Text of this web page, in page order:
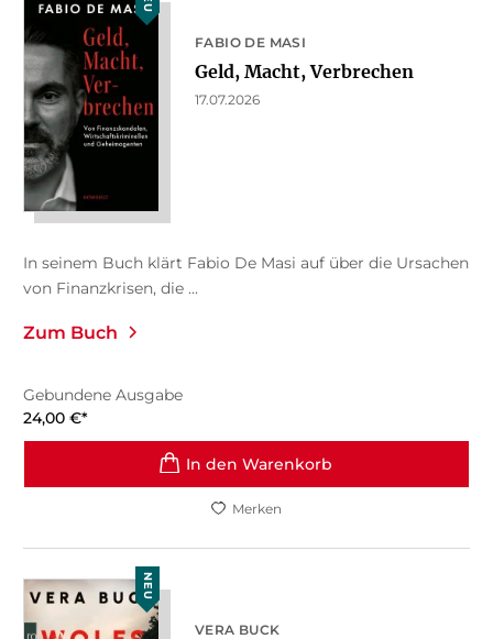
FABIO DE MASI
Geld, Macht, Verbrechen
17.07.2026
In seinem Buch klärt Fabio De Masi auf über die Ursachen
von Finanzkrisen, die ...
Zum Buch
Gebundene Ausgabe
24,00 €*
In den Warenkorb
Merken
NEU
VERA BUCK